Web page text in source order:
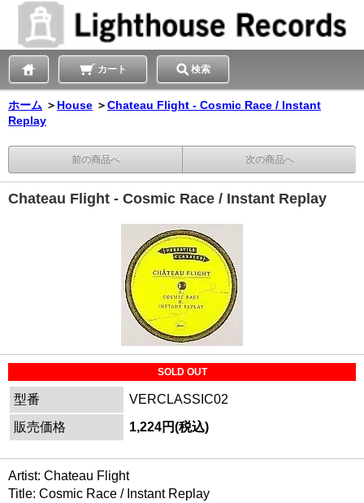
カート 検索
ホーム ＞ House ＞Chateau Flight - Cosmic Race / Instant
Replay
前の商品へ 次の商品へ
Chateau Flight - Cosmic Race / Instant Replay
SOLD OUT
型番
VERCLASSIC02
販売価格
1,224円(税込)
Artist: Chateau Flight
Title: Cosmic Race / Instant Replay